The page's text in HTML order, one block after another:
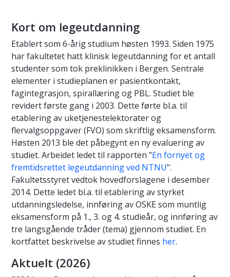
Kort om legeutdanning
Etablert som 6-årig studium høsten 1993. Siden 1975
har fakultetet hatt klinisk legeutdanning for et antall
studenter som tok preklinikken i Bergen. Sentrale
elementer i studieplanen er pasientkontakt,
fagintegrasjon, spirallæring og PBL. Studiet ble
revidert første gang i 2003. Dette førte bl.a. til
etablering av uketjenestelektorater og
flervalgsoppgaver (FVO) som skriftlig eksamensform.
Høsten 2013 ble det påbegynt en ny evaluering av
studiet. Arbeidet ledet til rapporten "En fornyet og
fremtidsrettet legeutdanning ved NTNU".
Fakultetsstyret vedtok hovedforslagene i desember
2014. Dette ledet bl.a. til etablering av styrket
utdanningsledelse, innføring av OSKE som muntlig
eksamensform på 1., 3. og 4. studieår, og innføring av
tre langsgående tråder (tema) gjennom studiet. En
kortfattet beskrivelse av studiet finnes her.
Aktuelt (2026)